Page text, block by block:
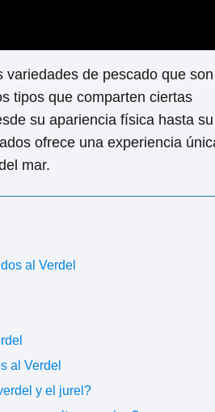
de pescado que
tipos que comparten ciertas
su apariencia física hasta
ofrece una experiencia
mar.
al Verdel
al Verdel
y el jurel?